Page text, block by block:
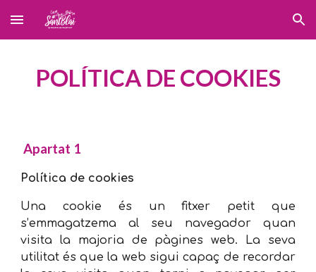
Skip to main content Skip to navigation
POLÍTICA DE COOKIES
Apartat 1
Política de cookies
Una cookie és un fitxer petit que
s’emmagatzema al seu navegador quan
visita la majoria de pàgines web. La seva
utilitat és que la web sigui capaç de recordar